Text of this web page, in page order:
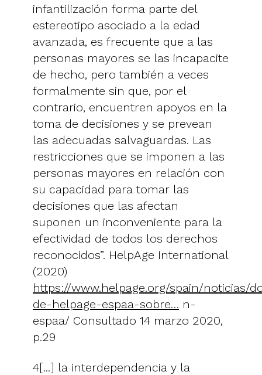
infantilización forma parte del
estereotipo asociado a la edad
avanzada, es frecuente que a las
personas mayores se las incapacite
de hecho, pero también a veces
formalmente sin que, por el
contrario, encuentren apoyos en la
toma de decisiones y se prevean
las adecuadas salvaguardas. Las
restricciones que se imponen a las
personas mayores en relación con
su capacidad para tomar las
decisiones que las afectan
suponen un inconveniente para la
efectividad de todos los derechos
reconocidos”. HelpAge International
(2020)
https://www.helpage.org/spain/noticias/
de-helpage-espaa-sobre… n-
espaa/ Consultado 14 marzo 2020,
p.29
4[...] la interdependencia y la